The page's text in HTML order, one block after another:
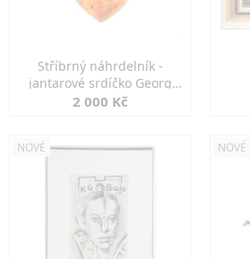
Stříbrný náhrdelník -
jantarové srdíčko Georg
Kramer
2 000 Kč
NOVÉ NOVÉ